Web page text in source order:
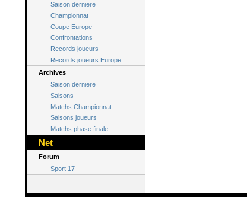
Saison derniere
Championnat
Coupe Europe
Confrontations
Records joueurs
Records joueurs Europe
Archives
Saison derniere
Saisons
Matchs Championnat
Saisons joueurs
Matchs phase finale
Net
Forum
Sport 17